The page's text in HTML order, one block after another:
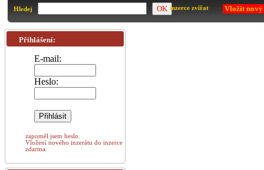
Hledej inzerce zvířat Vložit
Přihlášení:
E-mail:
Heslo:
zapoměl jsem heslo.
Vložení nového inzerátu do inzerce
zdarma.